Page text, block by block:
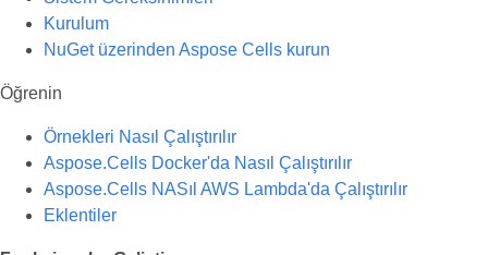
Kurulum
NuGet üzerinden Aspose Cells kurun
Öğrenin
Örnekleri Nasıl Çalıştırılır
Aspose.Cells Docker'da Nasıl Çalıştırılır
Aspose.Cells NASıl AWS Lambda'da Çalıştırılır
Eklentiler